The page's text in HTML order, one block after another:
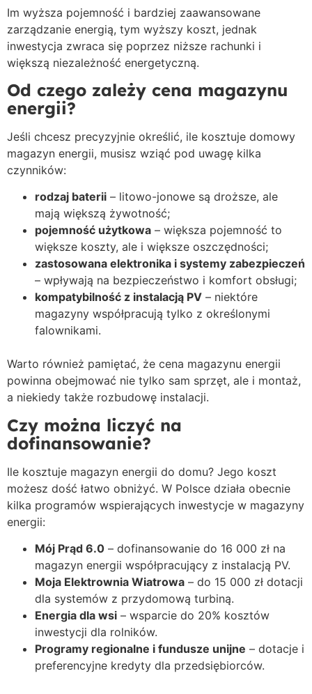
Im wyższa pojemność i bardziej zaawansowane
zarządzanie energią, tym wyższy koszt, jednak
inwestycja zwraca się poprzez niższe rachunki i
większą niezależność energetyczną.
Od czego zależy cena magazynu
energii?
Jeśli chcesz precyzyjnie określić, ile kosztuje domowy
magazyn energii, musisz wziąć pod uwagę kilka
czynników:
rodzaj baterii – litowo-jonowe są droższe, ale
mają większą żywotność;
pojemność użytkowa – większa pojemność to
większe koszty, ale i większe oszczędności;
zastosowana elektronika i systemy zabezpieczeń
– wpływają na bezpieczeństwo i komfort obsługi;
kompatybilność z instalacją PV – niektóre
magazyny współpracują tylko z określonymi
falownikami.
Warto również pamiętać, że cena magazynu energii
powinna obejmować nie tylko sam sprzęt, ale i montaż,
a niekiedy także rozbudowę instalacji.
Czy można liczyć na
dofinansowanie?
Ile kosztuje magazyn energii do domu? Jego koszt
możesz dość łatwo obniżyć. W Polsce działa obecnie
kilka programów wspierających inwestycje w magazyny
energii:
Mój Prąd 6.0 – dofinansowanie do 16 000 zł na
magazyn energii współpracujący z instalacją PV.
Moja Elektrownia Wiatrowa – do 15 000 zł dotacji
dla systemów z przydomową turbiną.
Energia dla wsi – wsparcie do 20% kosztów
inwestycji dla rolników.
Programy regionalne i fundusze unijne – dotacje i
preferencyjne kredyty dla przedsiębiorców.